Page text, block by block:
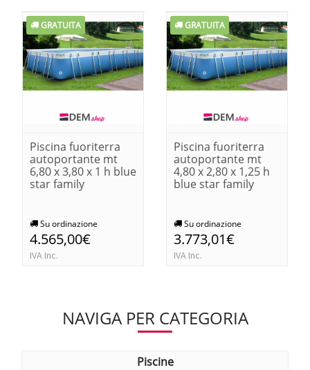
GRATUITA
Piscina fuoriterra
autoportante mt
6,80 x 3,80 x 1 h blue
star family
Su ordinazione
4.565,00€
IVA Inc.
GRATUITA
Piscina fuoriterra
autoportante mt
4,80 x 2,80 x 1,25 h
blue star family
Su ordinazione
3.773,01€
IVA Inc.
NAVIGA PER CATEGORIA
piscine